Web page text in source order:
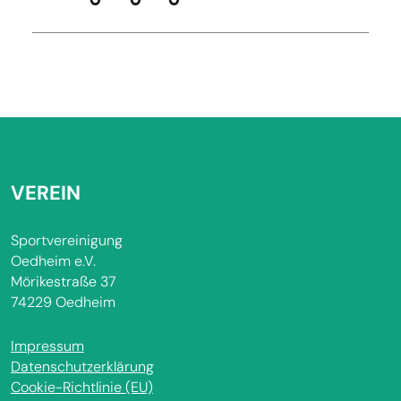
VEREIN
Sportvereinigung
Oedheim e.V.
Mörikestraße 37
74229 Oedheim
Impressum
Datenschutzerklärung
Cookie-Richtlinie (EU)